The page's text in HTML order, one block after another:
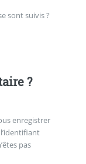
sont suivis ?
?
enregistrer
pas